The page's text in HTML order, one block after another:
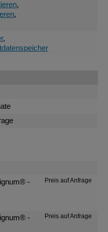
,
,
,
-
Preis auf Anfrage
-
Preis auf Anfrage